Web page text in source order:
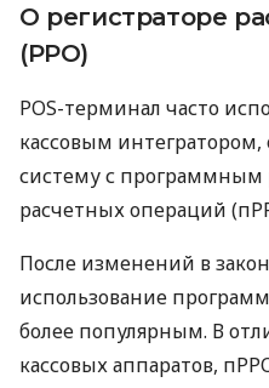
О регистраторе
(РРО)
POS-терминал часто
кассовым
систему с программным
расчетных операций
После изменений в
использование
более популярным. В
кассовых аппаратов,